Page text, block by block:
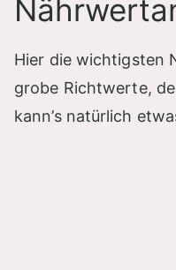
Hier die wichtigsten
grobe Richtwerte,
kann’s natürlich